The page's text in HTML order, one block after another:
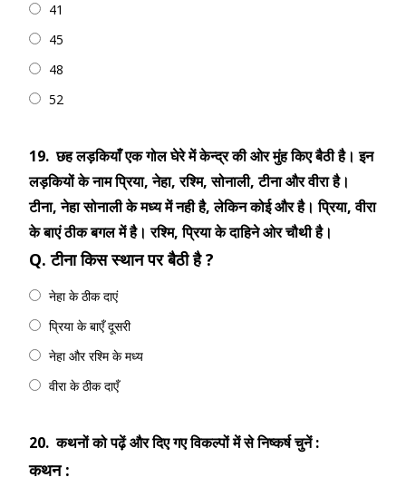
41
45
48
52
19. छह लड़कियाँ एक गोल घेरे में केन्द्र की ओर मुंह किए बैठी है। इन
लड़कियों के नाम प्रिया, नेहा, रश्मि, सोनाली, टीना और वीरा है।
टीना, नेहा सोनाली के मध्य में नही है, लेकिन कोई और है। प्रिया, वीरा
के बाएं ठीक बगल में है। रश्मि, प्रिया के दाहिने ओर चौथी है।
Q. टीना किस स्थान पर बैठी है ?
नेहा के ठीक दाएं
प्रिया के बाएँ दूसरी
नेहा और रश्मि के मध्य
वीरा के ठीक दाएँ
20. कथनों को पढ़ें और दिए गए विकल्पों में से निष्कर्ष चुनें :
कथन :